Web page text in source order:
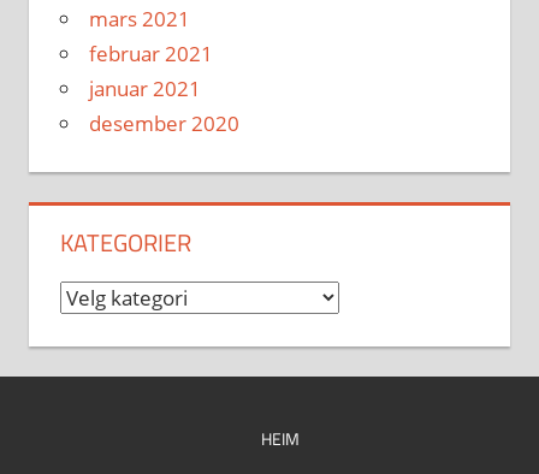
mars 2021
februar 2021
januar 2021
desember 2020
KATEGORIER
Kategorier
HEIM